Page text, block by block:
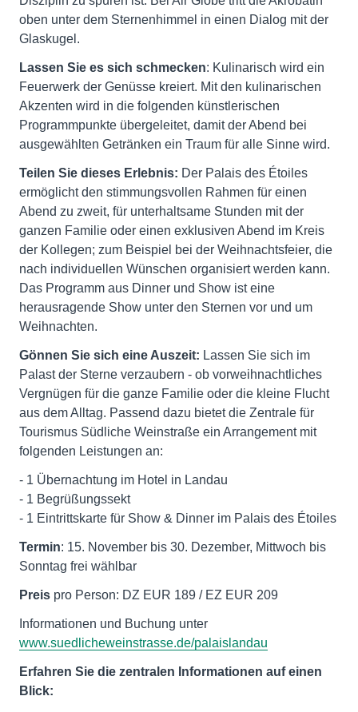
oben unter dem Sternenhimmel in einen Dialog mit der
Glaskugel.
Lassen Sie es sich schmecken: Kulinarisch wird ein
Feuerwerk der Genüsse kreiert. Mit den kulinarischen
Akzenten wird in die folgenden künstlerischen
Programmpunkte übergeleitet, damit der Abend bei
ausgewählten Getränken ein Traum für alle Sinne wird.
Teilen Sie dieses Erlebnis: Der Palais des Étoiles
ermöglicht den stimmungsvollen Rahmen für einen
Abend zu zweit, für unterhaltsame Stunden mit der
ganzen Familie oder einen exklusiven Abend im Kreis
der Kollegen; zum Beispiel bei der Weihnachtsfeier, die
nach individuellen Wünschen organisiert werden kann.
Das Programm aus Dinner und Show ist eine
herausragende Show unter den Sternen vor und um
Weihnachten.
Gönnen Sie sich eine Auszeit: Lassen Sie sich im
Palast der Sterne verzaubern - ob vorweihnachtliches
Vergnügen für die ganze Familie oder die kleine Flucht
aus dem Alltag. Passend dazu bietet die Zentrale für
Tourismus Südliche Weinstraße ein Arrangement mit
folgenden Leistungen an:
- 1 Übernachtung im Hotel in Landau
- 1 Begrüßungssekt
- 1 Eintrittskarte für Show & Dinner im Palais des Étoiles
Termin: 15. November bis 30. Dezember, Mittwoch bis
Sonntag frei wählbar
Preis pro Person: DZ EUR 189 / EZ EUR 209
Informationen und Buchung unter
www.suedlicheweinstrasse.de/palaislandau
Erfahren Sie die zentralen Informationen auf einen
Blick: